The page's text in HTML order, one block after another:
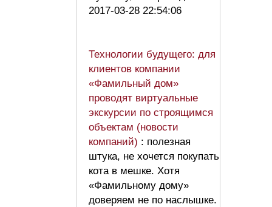
2017-03-28 22:54:06
Технологии будущего: для
клиентов компании
«Фамильный дом»
проводят виртуальные
экскурсии по строящимся
объектам (новости
компаний) : полезная
штука, не хочется покупать
кота в мешке. Хотя
«Фамильному дому»
доверяем не по наслышке.